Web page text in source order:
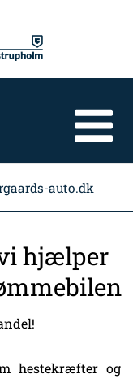
auto.dk
hjælper
hestekræfter og